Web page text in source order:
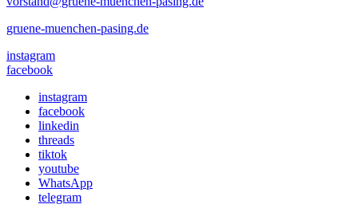
gruene-muenchen-pasing.de
instagram
facebook
instagram
facebook
linkedin
threads
tiktok
youtube
WhatsApp
telegram